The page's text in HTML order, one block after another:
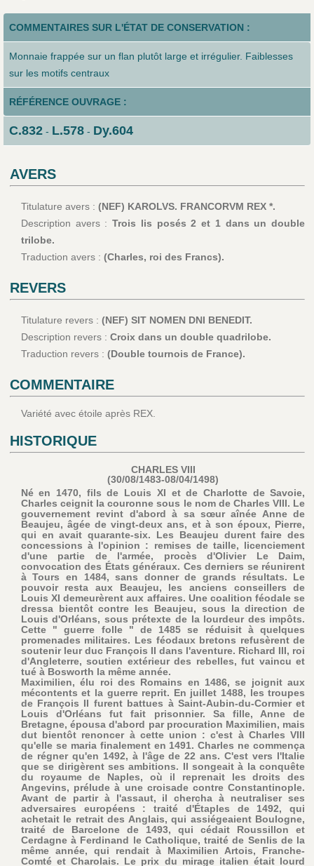
COMMENTAIRES SUR L'ÉTAT DE CONSERVATION :
Monnaie frappée sur un flan plutôt large et irrégulier. Faiblesses
sur les motifs centraux
RÉFÉRENCE OUVRAGE :
C.832- L.578- Dy.604
AVERS
Titulature avers : (NEF) KAROLVS. FRANCORVM REX *.
Description avers :Trois lis posés 2 et 1 dans un double
trilobe.
Traduction avers : (Charles, roi des Francs).
REVERS
Titulature revers : (NEF) SIT NOMEN DNI BENEDIT.
Description revers : Croix dans un double quadrilobe.
Traduction revers : (Double tournois de France).
COMMENTAIRE
Variété avec étoile après REX.
HISTORIQUE
CHARLES VIII
(30/08/1483-08/04/1498)
Né en 1470, fils de Louis XI et de Charlotte de Savoie,
Charles ceignit la couronne sous le nom de Charles VIII. Le
gouvernement revint d'abord à sa sœur aînée Anne de
Beaujeu, âgée de vingt-deux ans, et à son époux, Pierre,
qui en avait quarante-six. Les Beaujeu durent faire des
concessions à l'opinion : remises de taille, licenciement
d'une partie de l'armée, procès d'Olivier Le Daim,
convocation des États généraux. Ces derniers se réunirent
à Tours en 1484, sans donner de grands résultats. Le
pouvoir resta aux Beaujeu, les anciens conseillers de
Louis XI demeurèrent aux affaires. Une coalition féodale se
dressa bientôt contre les Beaujeu, sous la direction de
Louis d'Orléans, sous prétexte de la lourdeur des impôts.
Cette " guerre folle " de 1485 se réduisit à quelques
promenades militaires. Les féodaux bretons refusèrent de
soutenir leur duc François II dans l'aventure. Richard III, roi
d'Angleterre, soutien extérieur des rebelles, fut vaincu et
tué à Bosworth la même année.
Maximilien, élu roi des Romains en 1486, se joignit aux
mécontents et la guerre reprit. En juillet 1488, les troupes
de François II furent battues à Saint-Aubin-du-Cormier et
Louis d'Orléans fut fait prisonnier. Sa fille, Anne de
Bretagne, épousa d'abord par procuration Maximilien, mais
dut bientôt renoncer à cette union : c'est à Charles VIII
qu'elle se maria finalement en 1491. Charles ne commença
de régner qu'en 1492, à l'âge de 22 ans. C'est vers l'Italie
que se dirigèrent ses ambitions. Il songeait à la conquête
du royaume de Naples, où il reprenait les droits des
Angevins, prélude à une croisade contre Constantinople.
Avant de partir à l'assaut, il chercha à neutraliser ses
adversaires européens : traité d'Étaples de 1492, qui
achetait le retrait des Anglais, qui assiégeaient Boulogne,
traité de Barcelone de 1493, qui cédait Roussillon et
Cerdagne à Ferdinand le Catholique, traité de Senlis de la
même année, qui rendait à Maximilien Artois, Franche-
Comté et Charolais. Le prix du mirage italien était lourd